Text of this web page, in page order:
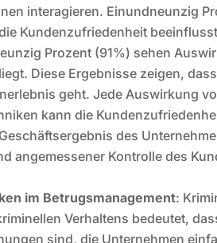
interagieren. Einundneunzig
Kundenzufriedenheit
Prozent (91%) sehen
Diese Ergebnisse zeigen,
geht. Jede Auswirkung
kann die
des
angemessener Kontrolle des
im Betrugsmanagement:
Verhaltens bedeutet,
sind, die Unternehmen